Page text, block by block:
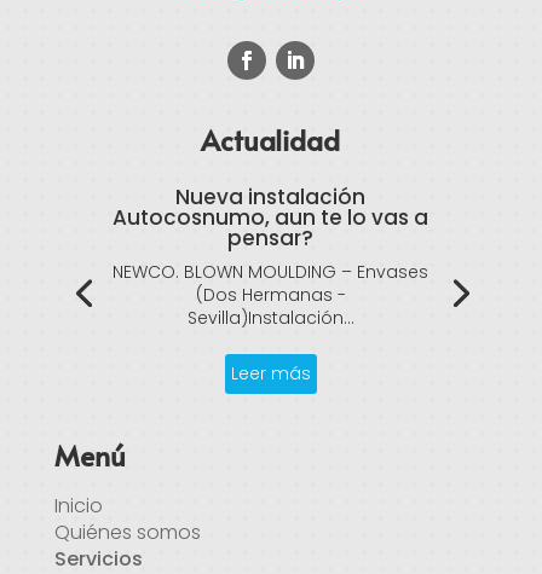
Actualidad
Nueva instalación
Autocosnumo, aun te lo vas a
pensar?
NEWCO. BLOWN MOULDING – Envases
(Dos Hermanas -
Sevilla)Instalación...
Leer más
Menú
Inicio
Quiénes somos
Servicios